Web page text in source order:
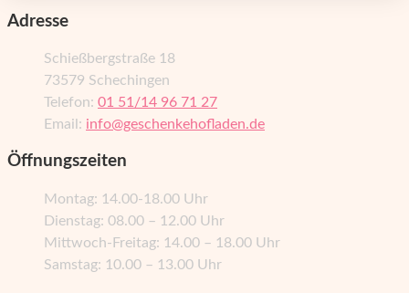
Adresse
Schießbergstraße 18
73579 Schechingen
Telefon: 01 51/14 96 71 27
Email: info@geschenkehofladen.de
Öffnungszeiten
Montag: 14.00-18.00 Uhr
Dienstag: 08.00 – 12.00 Uhr
Mittwoch-Freitag: 14.00 – 18.00 Uhr
Samstag: 10.00 – 13.00 Uhr